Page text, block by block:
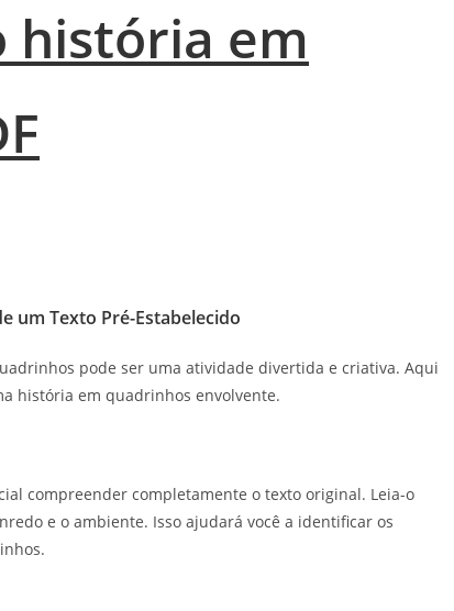
história em
um Texto Pré-Estabelecido
pode ser uma atividade divertida e criativa. Aqui
história em quadrinhos envolvente.
compreender completamente o texto original. Leia-o
e o ambiente. Isso ajudará você a identificar os